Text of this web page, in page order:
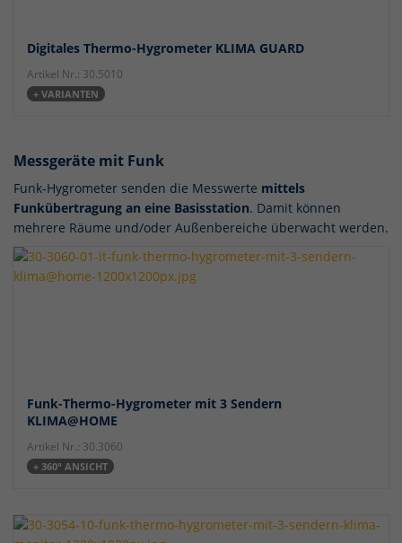
Digitales Thermo-Hygrometer KLIMA GUARD
Artikel Nr.: 30.5010
+ VARIANTEN
Messgeräte mit Funk
Funk-Hygrometer senden die Messwerte mittels
Funkübertragung an eine Basisstation. Damit können
mehrere Räume und/oder Außenbereiche überwacht werden.
Funk-Thermo-Hygrometer mit 3 Sendern
KLIMA@HOME
Artikel Nr.: 30.3060
+ 360° ANSICHT